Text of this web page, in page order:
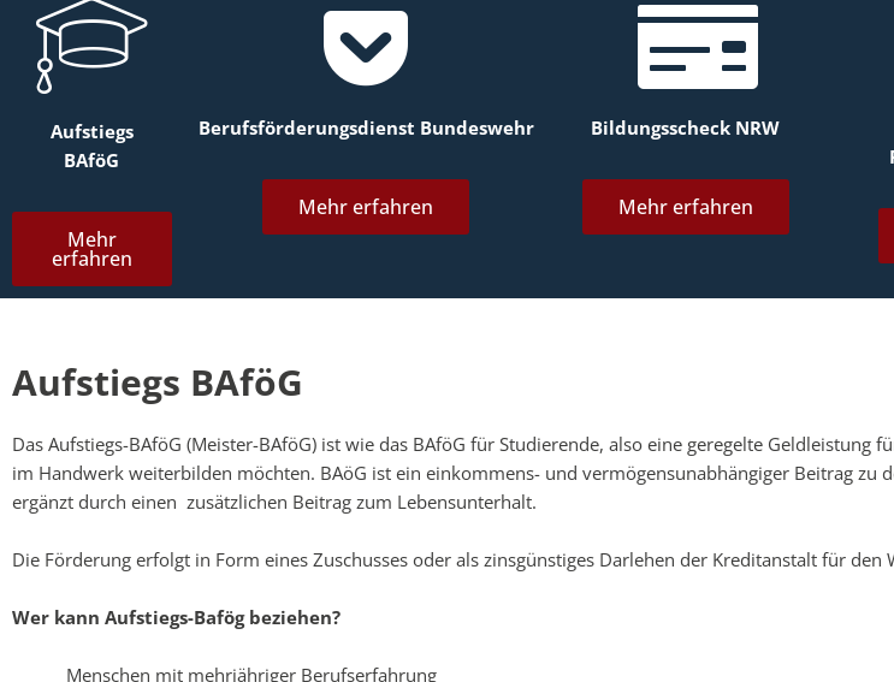
Aufstiegs
BAföG
Mehr
erfahren
Berufsförderungsdienst Bundeswehr
Mehr erfahren
Bildungsscheck NRW
Mehr erfahren
Aufstiegs BAföG
Das Aufstiegs-BAföG (Meister-BAföG) ist wie das BAföG für Studierende, also eine geregelte Geldleistung
im Handwerk weiterbilden möchten. BAöG ist ein einkommens- und vermögensunabhängiger Beitrag zu
ergänzt durch einen zusätzlichen Beitrag zum Lebensunterhalt.
Die Förderung erfolgt in Form eines Zuschusses oder als zinsgünstiges Darlehen der Kreditanstalt für den
Wer kann Aufstiegs-Bafög beziehen?
Menschen mit mehrjähriger Berufserfahrung